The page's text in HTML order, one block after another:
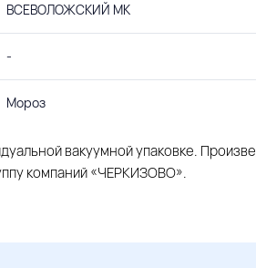
ВСЕВОЛОЖСКИЙ МК
-
Мороз
вакуумной упаковке.
компаний «ЧЕРКИЗОВО».